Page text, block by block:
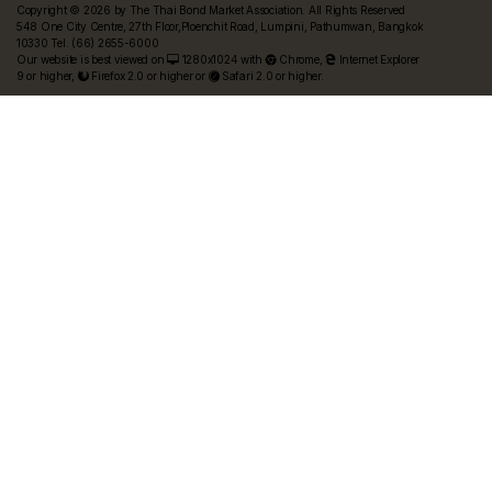
FRN Rate
Copyright © 2026 by The Thai Bond Market Association. All Rights Reserved
548 One City Centre, 27th Floor,Ploenchit Road, Lumpini, Pathumwan, Bangkok
10330 Tel. (66) 2655-6000
Our website is best viewed on
1280x1024 with Chrome,
Internet Explorer
9 or higher,
Firefox 2.0 or higher or Safari 2.0 or higher.